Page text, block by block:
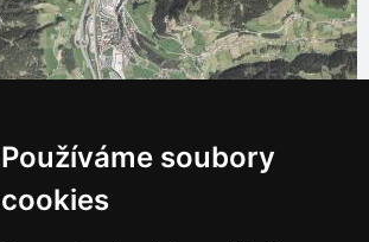
Používáme soubory
cookies